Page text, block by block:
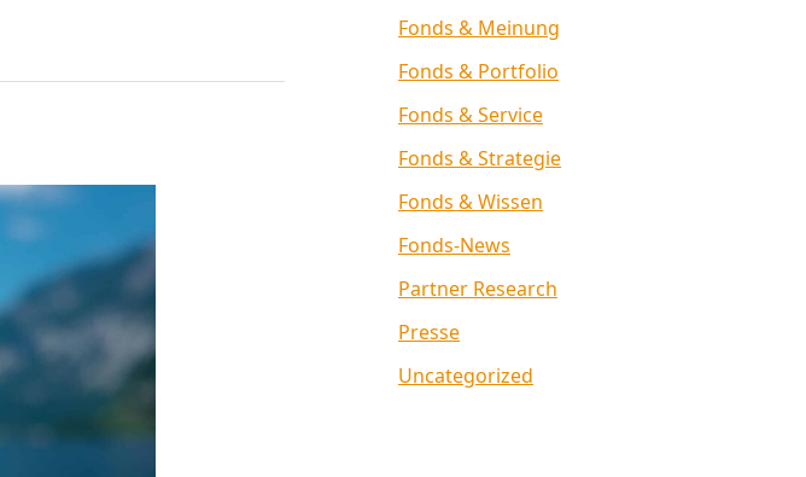
Fonds & Meinung
Fonds & Portfolio
Fonds & Service
Fonds & Strategie
Fonds & Wissen
Fonds-News
Partner Research
Presse
Uncategorized